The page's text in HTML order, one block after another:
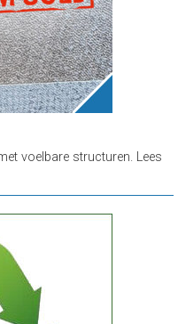
voelbare structuren. Lees